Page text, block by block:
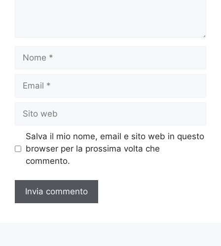
Nome
Email
Sito
web
Salva il mio nome, email e sito web in questo
browser per la prossima volta che
commento.